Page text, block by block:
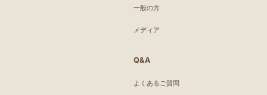
一般の方
メディア
Q&A
よくあるご質問